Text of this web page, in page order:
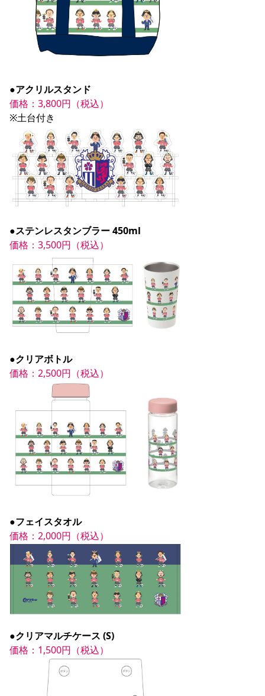
●アクリルスタンド
価格：3,800円（税込）
●ステンレスタンブラー 450ml
価格：3,500円（税込）
●クリアボトル
価格：2,500円（税込）
●フェイスタオル
価格：2,000円（税込）
●クリアマルチケース (S)
価格：1,500円（税込）